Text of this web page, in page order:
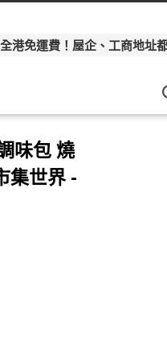
港免運費！屋企、工商地址
味包 燒
集世界 -